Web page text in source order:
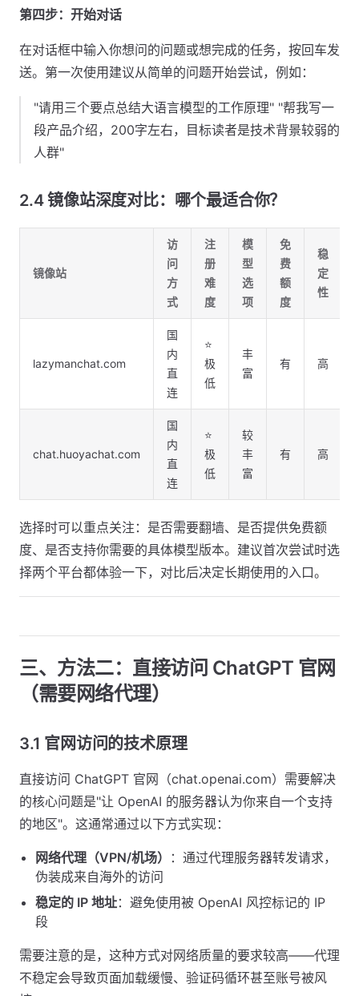
第四步：开始对话
在对话框中输入你想问的问题或想完成的任务，按回车发
送。第一次使用建议从简单的问题开始尝试，例如：
"请用三个要点总结大语言模型的工作原理" "帮我写一
段产品介绍，200字左右，目标读者是技术背景较弱的
人群"
2.4 镜像站深度对比：哪个最适合你？
镜像站
访
问
方
式
注
册
难
度
模
型
选
项
免
费
额
度
稳
定
性
lazymanchat.com
国
内
直
连
⭐
极
低
丰
富
有 高
chat.huoyachat.com
国
内
直
连
⭐
极
低
较
丰
富
有 高
选择时可以重点关注：是否需要翻墙、是否提供免费额
度、是否支持你需要的具体模型版本。建议首次尝试时选
择两个平台都体验一下，对比后决定长期使用的入口。
三、方法二：直接访问 ChatGPT 官网
（需要网络代理）
3.1 官网访问的技术原理
直接访问 ChatGPT 官网（chat.openai.com）需要解决
的核心问题是"让 OpenAI 的服务器认为你来自一个支持
的地区"。这通常通过以下方式实现：
网络代理（VPN/机场）
：通过代理服务器转发请求，
伪装成来自海外的访问
稳定的 IP 地址：避免使用被 OpenAI 风控标记的 IP
段
需要注意的是，这种方式对网络质量的要求较高——代理
不稳定会导致页面加载缓慢、验证码循环甚至账号被风